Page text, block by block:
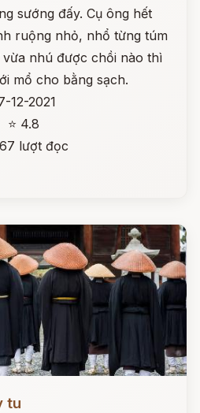
sướng đấy. Cụ ông hết
ruộng nhỏ, nhổ từng túm
nhú được chồi nào thì
mổ cho bằng sạch.
12-2021
⭐ 4.8
lượt đọc
tu